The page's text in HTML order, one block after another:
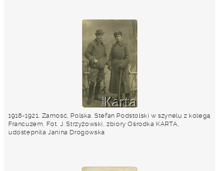
1918-1921, Zamość, Polska. Stefan Podstolski w szynelu z kolegą
Francuzem. Fot. J. Strzyżowski, zbiory Ośrodka KARTA,
udostępniła Janina Drogowska